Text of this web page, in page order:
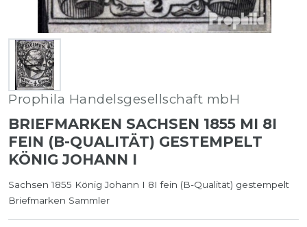
Prophila Handelsgesellschaft mbH
BRIEFMARKEN SACHSEN 1855 MI 8I
FEIN (B-QUALITÄT) GESTEMPELT
KÖNIG JOHANN I
Sachsen 1855 König Johann I 8I fein (B-Qualität) gestempelt
Briefmarken Sammler